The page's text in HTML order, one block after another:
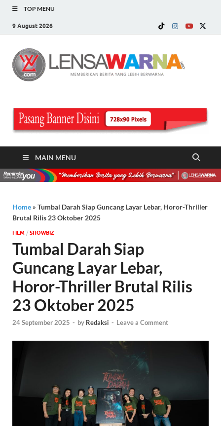
TOP MENU
9 August 2026
MAIN MENU
Home » Tumbal Darah Siap Guncang Layar Lebar, Horor-Thriller
Brutal Rilis 23 Oktober 2025
FILM / ‎SHOWBIZ
Tumbal Darah Siap
Guncang Layar Lebar,
Horor-Thriller Brutal Rilis
23 Oktober 2025
24 September 2025 - by Redaksi - Leave a Comment